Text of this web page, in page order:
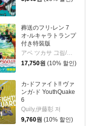
葬送のフリ-レン 7
オ-ルキャラトランプ
付き特裝版
アベ ツカサ 그림/山田 鐘人 원작
17,750원 (10% 할인)
カ-ドファイト!! ヴァ
ンガ-ド YouthQuake
6
Quily,伊藤彰 저
9,760원 (10% 할인)